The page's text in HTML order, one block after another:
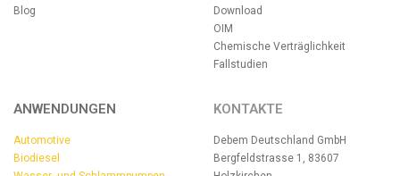
Blog
Download
OIM
Chemische Verträglichkeit
Fallstudien
ANWENDUNGEN
Automotive
Biodiesel
KONTAKTE
Debem Deutschland GmbH
Bergfeldstrasse 1, 83607